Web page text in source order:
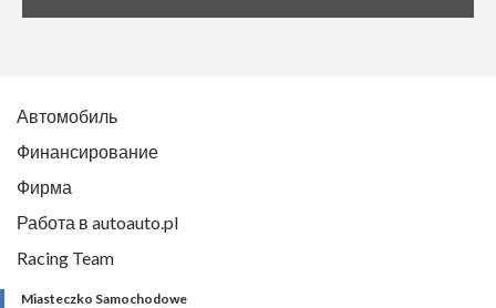
Автомобиль
Финансирование
Фирма
Работа в autoauto.pl
Racing Team
Miasteczko Samochodowe